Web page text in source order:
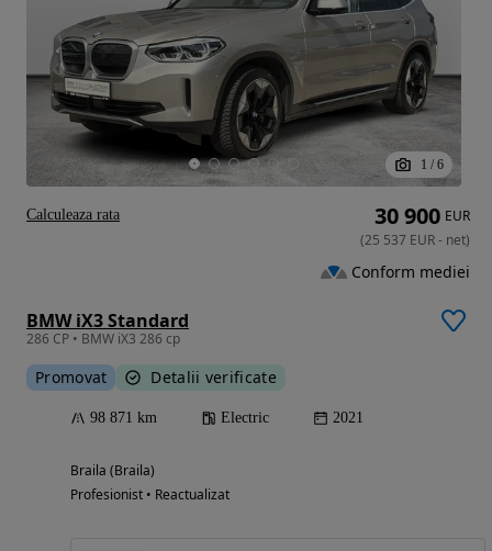
1 / 6
BMW iX3 Standard
286 CP • BMW iX3 286 cp
Promovat Detalii verificate
98 871 km Electric 2021
Braila (Braila)
Profesionist • Reactualizat
30 900 EUR
(25 537 EUR- net)
Conform mediei
Calculeaza rata